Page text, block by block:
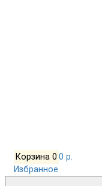
Корзина 0 0 р.
Избранное